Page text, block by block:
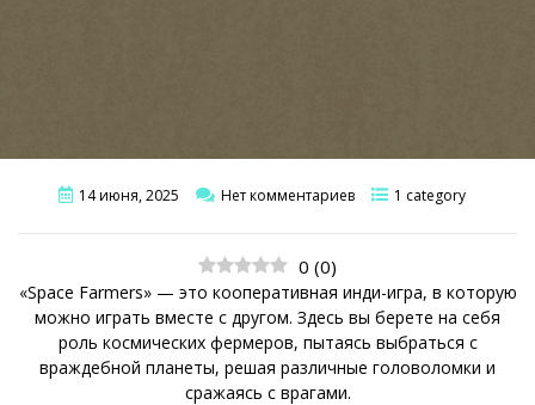
14 июня, 2025 Нет комментариев 1 category
0 (0)
«Space Farmers» — это кооперативная инди-игра, в которую
можно играть вместе с другом. Здесь вы берете на себя
роль космических фермеров, пытаясь выбраться с
враждебной планеты, решая различные головоломки и
сражаясь с врагами.